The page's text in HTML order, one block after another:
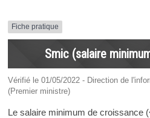
Fiche pratique
Smic (salaire
Vérifié le 01/05/2022 - Direction de
(Premier ministre)
Le salaire minimum de croissance